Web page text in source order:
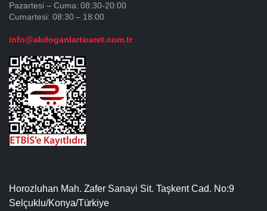
Pazartesi – Cuma: 08:30-20:00
Cumartesi: 08:30 – 18:00
info@akdoganlarticaret.com.tr
Horozluhan Mah. Zafer Sanayi Sit. Taşkent Cad. No:9
Selçuklu/Konya/Türkiye